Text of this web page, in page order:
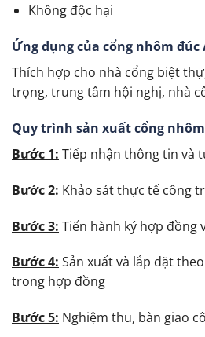
Không độc hại
Ứng dụng của cổng nhôm đúc
Thích hợp cho nhà cổng biệt
trọng, trung tâm hội nghị, nhà
Quy trình sản xuất cổng
Bước 1: Tiếp nhận thông tin và
Bước 2: Khảo sát thực tế công
Bước 3: Tiến hành ký hợp đồng
Bước 4: Sản xuất và lắp đặt
trong hợp đồng
Bước 5: Nghiệm thu, bàn giao